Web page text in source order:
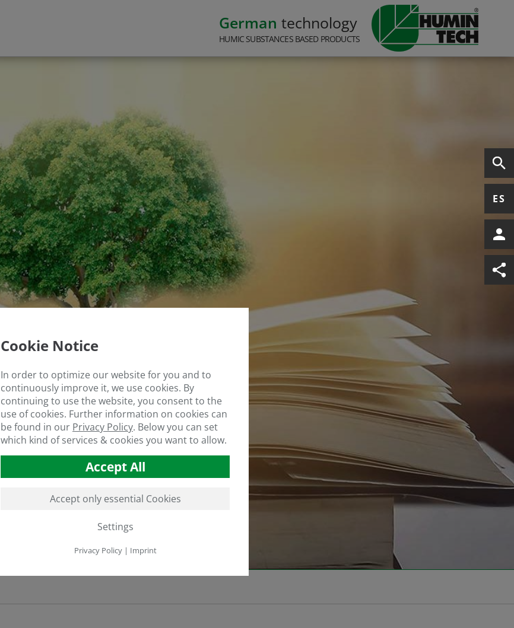
German technology
HUMIC SUBSTANCES BASED PRODUCTS
ES
Cookie Notice
In order to optimize our website for you and to
continuously improve it, we use cookies. By
continuing to use the website, you consent to the
use of cookies. Further information on cookies can
be found in our Privacy Policy. Below you can set
which kind of services & cookies you want to allow.
Accept All
Accept only essential Cookies
Settings
Privacy Policy| Imprint